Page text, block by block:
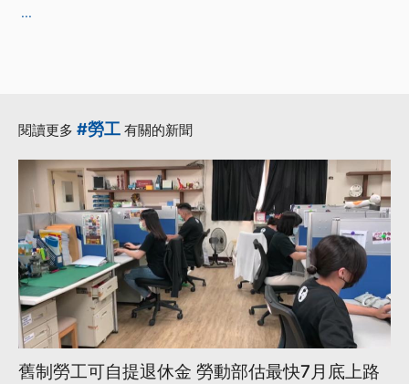
...
閱讀更多 #勞工 有關的新聞
舊制勞工可自提退休金 勞動部估最快7月底上路